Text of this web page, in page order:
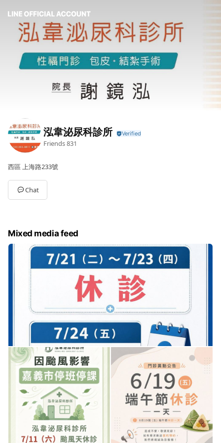
泓韋泌尿科診所
Friends831
西區 上海路233號
Chat
Mixed media feed